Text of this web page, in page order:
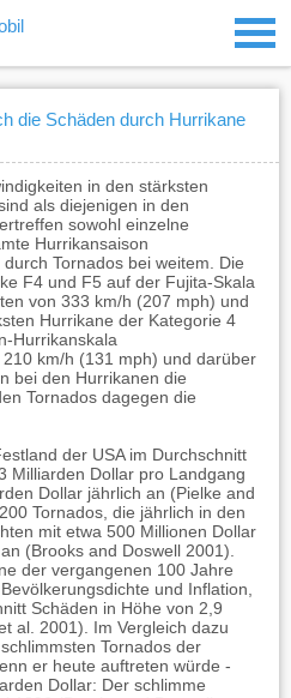
die Schäden durch Hurrikane
in den stärksten
als diejenigen in den
sowohl einzelne
Hurrikansaison
Tornados bei weitem. Die
F4 und F5 auf der Fujita-Skala
von 333 km/h (207 mph) und
Hurrikane der Kategorie 4
Hurrikanskala
km/h (131 mph) und darüber
bei den Hurrikanen die
Tornados dagegen die
der USA im Durchschnitt
Milliarden Dollar pro Landgang
Dollar jährlich an (Pielke and
Tornados, die jährlich in den
mit etwa 500 Millionen Dollar
(Brooks and Doswell 2001).
der vergangenen 100 Jahre
und Inflation,
Schäden in Höhe von 2,9
al. 2001). Im Vergleich dazu
Tornados der
er heute auftreten würde -
Dollar: Der schlimme